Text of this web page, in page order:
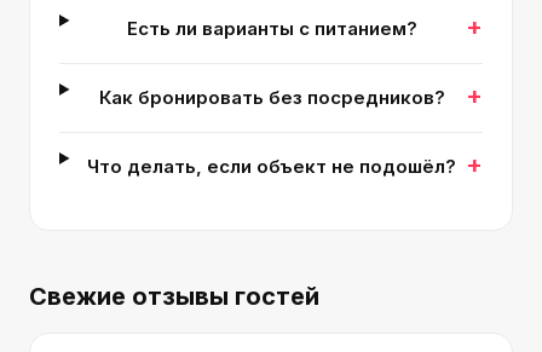
Есть ли варианты с питанием? +
Как бронировать без посредников? +
Что делать, если объект не подошёл? +
Свежие отзывы гостей